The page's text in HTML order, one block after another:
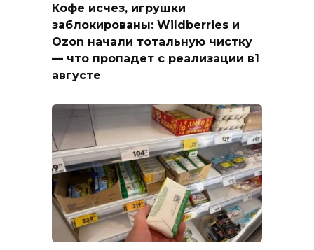
Кофе исчез, игрушки
заблокированы: Wildberries и
Ozon начали тотальную чистку
— что пропадет с реализации в1
августе